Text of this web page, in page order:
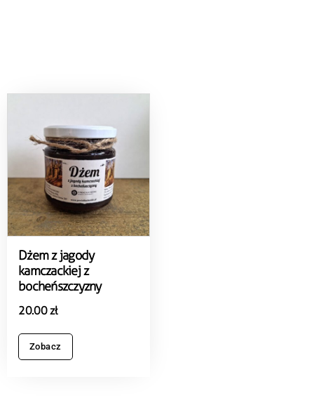
Dżem z jagody
kamczackiej z
bocheńszczyzny
20.00zł
Zobacz